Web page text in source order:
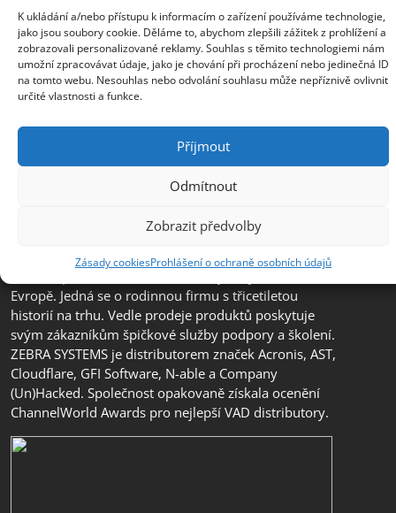
K ukládání a/nebo přístupu k informacím o zařízení používáme technologie,
jako jsou soubory cookie. Děláme to, abychom zlepšili zážitek z prohlížení a
zobrazovali personalizované reklamy. Souhlas s těmito technologiemi nám
umožní zpracovávat údaje, jako je chování při procházení nebo jedinečná ID
na tomto webu. Nesouhlas nebo odvolání souhlasu může nepříznivě ovlivnit
určité vlastnosti a funkce.
Příjmout
Odmítnout
Zobrazit předvolby
Zásady cookiesProhlášení o ochraně osobních údajů
+385 99 3241 770 (HR) +381 61 6231 777
(SRB)
nebojsa.stankic@zebra.cz
Společnost ZEBRA SYSTEMS, s.r.o. je předním
distributorem s přidanou hodnotou (VAD) v segmentu
IT bezpečnosti, ochrany dat a business continuity v
Evropě. Jedná se o rodinnou firmu s třicetiletou
historií na trhu. Vedle prodeje produktů poskytuje
svým zákazníkům špičkové služby podpory a školení.
ZEBRA SYSTEMS je distributorem značek Acronis, AST,
Cloudflare, GFI Software, N-able a Company
(Un)Hacked. Společnost opakovaně získala ocenění
ChannelWorld Awards pro nejlepší VAD distributory.